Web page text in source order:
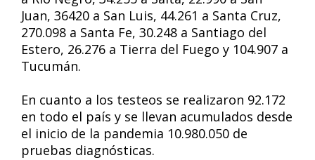
Juan, 36420 a San Luis, 44.261 a Santa Cruz,
270.098 a Santa Fe, 30.248 a Santiago del
Estero, 26.276 a Tierra del Fuego y 104.907 a
Tucumán.
En cuanto a los testeos se realizaron 92.172
en todo el país y se llevan acumulados desde
el inicio de la pandemia 10.980.050 de
pruebas diagnósticas.